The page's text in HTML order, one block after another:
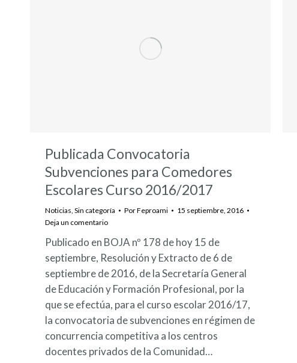
Publicada Convocatoria
Subvenciones para Comedores
Escolares Curso 2016/2017
Noticias Sin categoría PorFeproami
15 septiembre, 2016
Deja un comentario
Publicado en BOJA nº 178 de hoy 15 de
septiembre, Resolución y Extracto de 6 de
septiembre de 2016, de la Secretaría General
de Educación y Formación Profesional, por la
que se efectúa, para el curso escolar 2016/17,
la convocatoria de subvenciones en régimen de
concurrencia competitiva a los centros
docentes privados de la Comunidad…